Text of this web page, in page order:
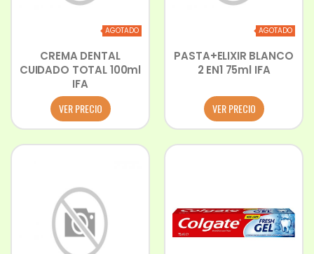
AGOTADO
CREMA DENTAL
CUIDADO TOTAL 100ml
IFA
VER PRECIO
AGOTADO
PASTA+ELIXIR BLANCO
2 EN1 75ml IFA
VER PRECIO